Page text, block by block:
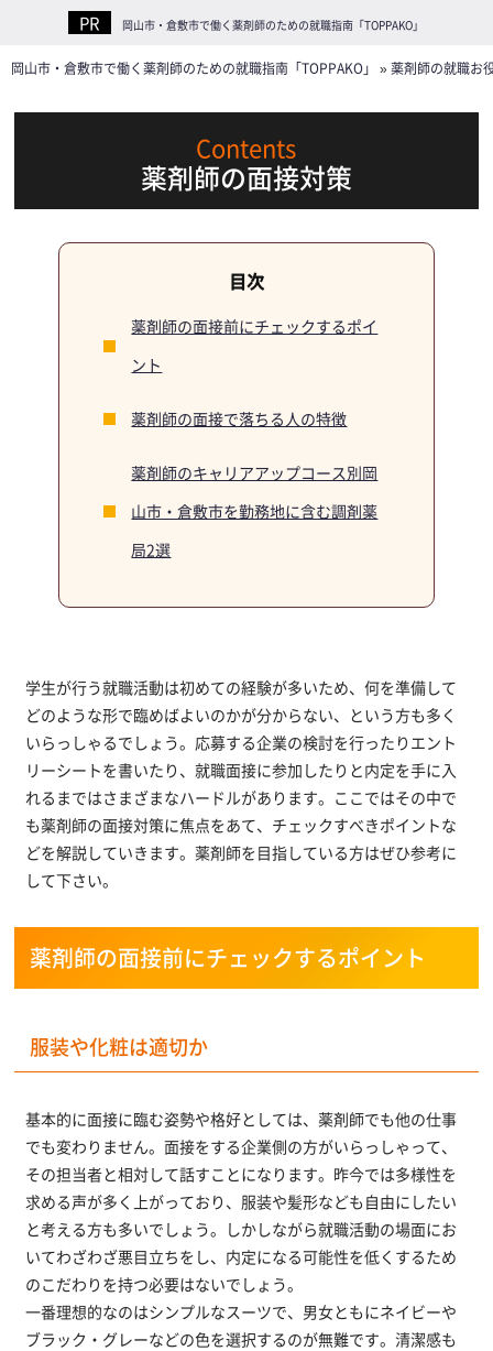
岡山市・倉敷市で働く薬剤師のための就職指南「TOPPAKO」
岡山市・倉敷市で働く薬剤師のための就職指南「TOPPAKO」 »薬剤師の就職お
薬剤師の面接対策
薬剤師の面接前にチェックするポイ
ント
薬剤師の面接で落ちる人の特徴
薬剤師のキャリアアップコース別岡
山市・倉敷市を勤務地に含む調剤薬
局2選
学生が行う就職活動は初めての経験が多いため、何を準備して
どのような形で臨めばよいのかが分からない、という方も多く
いらっしゃるでしょう。応募する企業の検討を行ったりエント
リーシートを書いたり、就職面接に参加したりと内定を手に入
れるまではさまざまなハードルがあります。ここではその中で
も薬剤師の面接対策に焦点をあて、チェックすべきポイントな
どを解説していきます。薬剤師を目指している方はぜひ参考に
して下さい。
薬剤師の面接前にチェックするポイント
服装や化粧は適切か
基本的に面接に臨む姿勢や格好としては、薬剤師でも他の仕事
でも変わりません。面接をする企業側の方がいらっしゃって、
その担当者と相対して話すことになります。昨今では多様性を
求める声が多く上がっており、服装や髪形なども自由にしたい
と考える方も多いでしょう。しかしながら就職活動の場面にお
いてわざわざ悪目立ちをし、内定になる可能性を低くするため
のこだわりを持つ必要はないでしょう。
一番理想的なのはシンプルなスーツで、男女ともにネイビーや
ブラック・グレーなどの色を選択するのが無難です。清潔感も